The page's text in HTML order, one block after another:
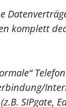
komplett
SIPgate,